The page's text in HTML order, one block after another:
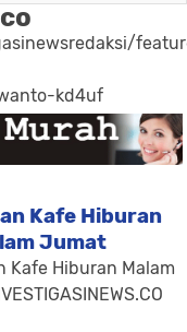
kd4uf
Kafe Hiburan
Jumat
Kafe Hiburan Malam